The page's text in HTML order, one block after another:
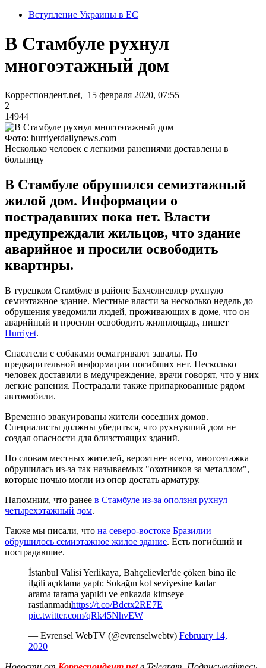
Вступление Украины в ЕС
В Стамбуле рухнул
многоэтажный дом
Корреспондент.net, 15 февраля 2020, 07:55
2
14944
Фото: hurriyetdailynews.com
Несколько человек с легкими ранениями доставлены в
больницу
В Стамбуле обрушился семиэтажный
жилой дом. Информации о
пострадавших пока нет. Власти
предупреждали жильцов, что здание
аварийное и просили освободить
квартиры.
В турецком Стамбуле в районе Бахчелиевлер рухнуло
семиэтажное здание. Местные власти за несколько недель до
обрушения уведомили людей, проживающих в доме, что он
аварийный и просили освободить жилплощадь, пишет
Hurriyet.
Спасатели с собаками осматривают завалы. По
предварительной информации погибших нет. Несколько
человек доставили в медучреждение, врачи говорят, что у них
легкие ранения. Пострадали также припаркованные рядом
автомобили.
Временно эвакуированы жители соседних домов.
Специалисты должны убедиться, что рухнувший дом не
создал опасности для близстоящих зданий.
По словам местных жителей, вероятнее всего, многоэтажка
обрушилась из-за так называемых "охотников за металлом",
которые ночью могли из опор достать арматуру.
Напомним, что ранее в Стамбуле из-за оползня рухнул
четырехэтажный дом.
Также мы писали, что на северо-востоке Бразилии
обрушилось семиэтажное жилое здание. Есть погибший и
пострадавшие.
İstanbul Valisi Yerlikaya, Bahçelievler'de çöken bina ile
ilgili açıklama yaptı: Sokağın kot seviyesine kadar
arama tarama yapıldı ve enkazda kimseye
rastlanmadıhttps://t.co/Bdctx2RE7E
pic.twitter.com/qRk45NhvEW
— Evrensel WebTV (@evrenselwebtv) February 14,
2020